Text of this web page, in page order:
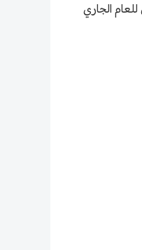
الجاري